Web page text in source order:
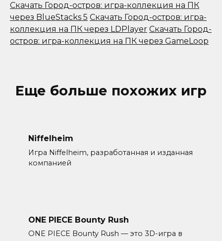
Скачать Город-остров: игра-коллекция на ПК
через BlueStacks 5 Скачать Город-остров: игра-
коллекция на ПК через LDPlayer Скачать Город-
остров: игра-коллекция на ПК через GameLoop
Еще больше похожих игр
Niffelheim
Игра Niffelheim, разработанная и изданная
компанией
ONE PIECE Bounty Rush
ONE PIECE Bounty Rush — это 3D-игра в